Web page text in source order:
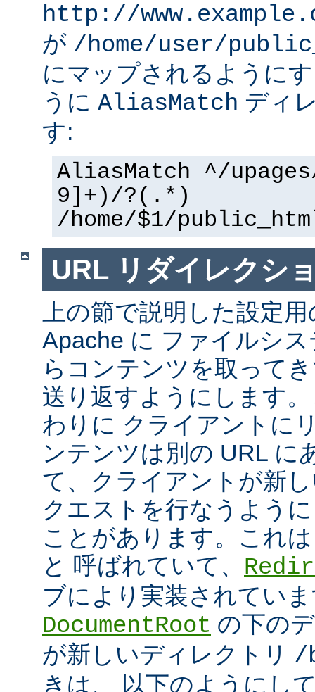
http://
が /home/user/
にマップされるように
うに AliasMatch ディ
す:
AliasMatch ^/
9]+)/?(.*)
/home/$1/
URL リダイレクシ
上の節で説明した設定
Apache に ファイルシ
らコンテンツを取って
送り返すようにします
わりに クライアントに
ンテンツは別の URL に
て、クライアントが新
クエストを行なうよう
ことがあります。これは
と 呼ばれていて、
ブにより実装されてい
DocumentRoot の下の
が新しいディレクトリ /
きは、 以下のようにし